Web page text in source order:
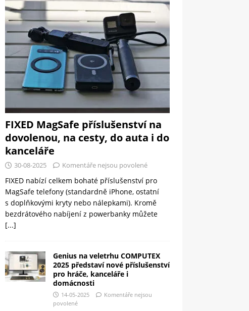
FIXED MagSafe příslušenství na
dovolenou, na cesty, do auta i do
kanceláře
30-08-2025 Komentáře nejsou povolené
FIXED nabízí celkem bohaté příslušenství pro
MagSafe telefony (standardně iPhone, ostatní
s doplňkovými kryty nebo nálepkami). Kromě
bezdrátového nabíjení z powerbanky můžete
[...]
Genius na veletrhu COMPUTEX
2025 představí nové příslušenství
pro hráče, kanceláře i
domácnosti
14-05-2025
Komentáře nejsou
povolené